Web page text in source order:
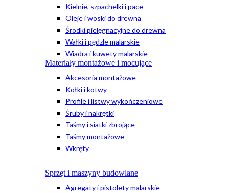
Kielnie, szpachelki i pace
Oleje i woski do drewna
Środki pielęgnacyjne do drewna
Wałki i pędzle malarskie
Wiadra i kuwety malarskie
Materiały montażowe i mocujące
Akcesoria montażowe
Kołki i kotwy
Profile i listwy wykończeniowe
Śruby i nakrętki
Taśmy i siatki zbrojące
Taśmy montażowe
Wkręty
Sprzęt i maszyny budowlane
Agregaty i pistolety malarskie